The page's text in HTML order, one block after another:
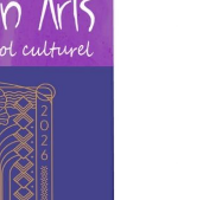
Guimet ,
du
papier …
bref ,vivons